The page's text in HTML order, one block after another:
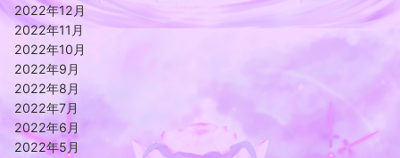
2022年12月
2022年11月
2022年10月
2022年9月
2022年8月
2022年7月
2022年6月
2022年5月